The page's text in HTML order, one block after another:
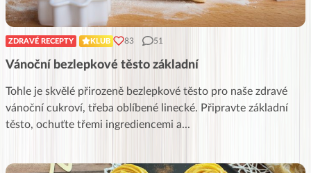
ZDRAVÉ RECEPTY KLUB 83 51
Vánoční bezlepkové těsto základní
Tohle je skvělé přirozeně bezlepkové těsto pro naše zdravé
vánoční cukroví, třeba oblíbené linecké. Připravte základní
těsto, ochuťte třemi ingrediencemi a...